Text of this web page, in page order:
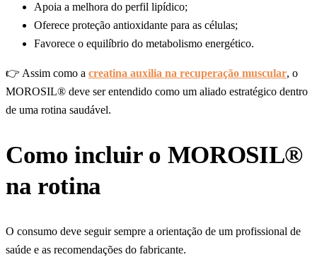
Apoia a melhora do perfil lipídico;
Oferece proteção antioxidante para as células;
Favorece o equilíbrio do metabolismo energético.
👉 Assim como a creatina auxilia na recuperação muscular, o
MOROSIL® deve ser entendido como um aliado estratégico dentro
de uma rotina saudável.
Como incluir o MOROSIL®
na rotina
O consumo deve seguir sempre a orientação de um profissional de
saúde e as recomendações do fabricante.